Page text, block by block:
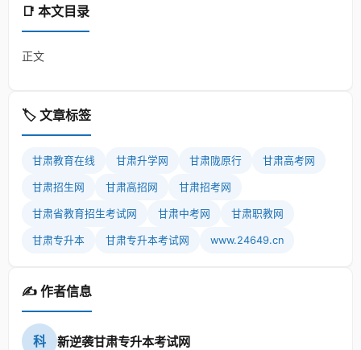
📑 本文目录
正文
🏷️ 文章标签
甘肃教育在线 甘肃升学网 甘肃陇原行 甘肃高考网
甘肃招生网 甘肃高招网 甘肃招考网
甘肃省教育招生考试网 甘肃中考网 甘肃职教网
甘肃专升本 甘肃专升本考试网 www.24649.cn
✍️ 作者信息
科 新逆袭甘肃专升本考试网